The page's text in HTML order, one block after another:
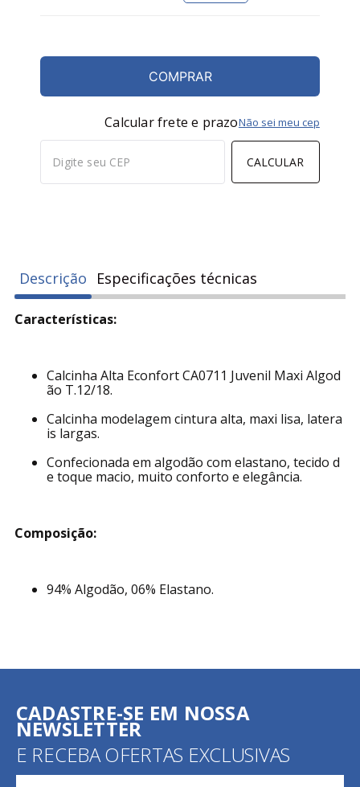
COMPRAR
Calcular frete e prazo
CALCULAR
Não sei meu cep
Descrição Especificações técnicas
Características:
Calcinha Alta Econfort CA0711 Juvenil Maxi Algod
ão T.12/18.
Calcinha modelagem cintura alta, maxi lisa, latera
is largas.
Confecionada em algodão com elastano, tecido d
e toque macio, muito conforto e elegância.
Composição:
94% Algodão, 06% Elastano.
CADASTRE-SE EM NOSSA
NEWSLETTER
E RECEBA OFERTAS EXCLUSIVAS